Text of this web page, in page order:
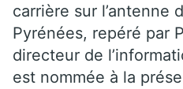
carrière sur l’antenne
Pyrénées, repéré par
directeur de
est nommée à la